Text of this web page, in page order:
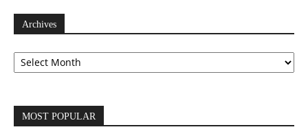
Archives
Archives
MOST POPULAR